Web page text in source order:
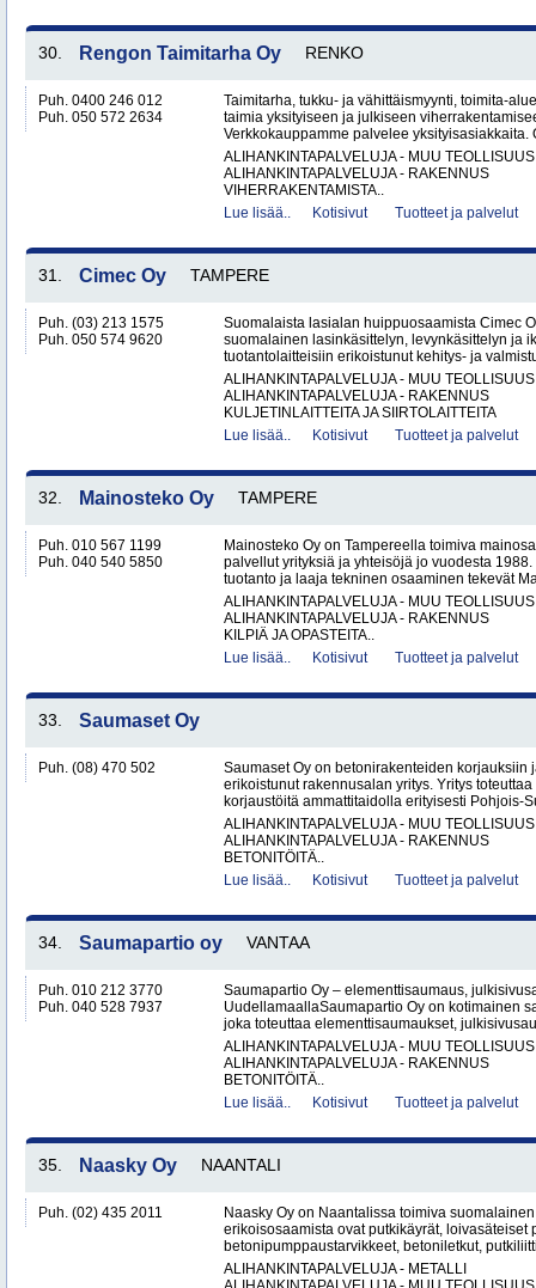
30. Rengon Taimitarha Oy RENKO
Puh. 0400 246 012
Puh. 050 572 2634
Taimitarha, tukku- ja vähittäismyynti, toimita-
taimia yksityiseen ja julkiseen
Verkkokauppamme palvelee yksityisasiakkaita.
ALIHANKINTAPALVELUJA - MUU TEOLLISUUS
ALIHANKINTAPALVELUJA - RAKENNUS
VIHERRAKENTAMISTA..
Lue lisää..
Kotisivut Tuotteet ja palvelut
31. Cimec Oy TAMPERE
Puh. (03) 213 1575
Puh. 050 574 9620
Suomalaista lasialan huippuosaamista Cimec
suomalainen lasinkäsittelyn, levynkäsittelyn ja
tuotantolaitteisiin erikoistunut kehitys- ja
ALIHANKINTAPALVELUJA - MUU TEOLLISUUS
ALIHANKINTAPALVELUJA - RAKENNUS
KULJETINLAITTEITA JA SIIRTOLAITTEITA
Lue lisää..
Kotisivut Tuotteet ja palvelut
32. Mainosteko Oy TAMPERE
Puh. 010 567 1199
Puh. 040 540 5850
Mainosteko Oy on Tampereella toimiva
palvellut yrityksiä ja yhteisöjä jo vuodesta
tuotanto ja laaja tekninen osaaminen tekevät
ALIHANKINTAPALVELUJA - MUU TEOLLISUUS
ALIHANKINTAPALVELUJA - RAKENNUS
KILPIÄ JA OPASTEITA..
Lue lisää..
Kotisivut Tuotteet ja palvelut
33. Saumaset Oy
Puh. (08) 470 502
Saumaset Oy on betonirakenteiden korjauksiin
erikoistunut rakennusalan yritys. Yritys
korjaustöitä ammattitaidolla erityisesti Pohjois-
ALIHANKINTAPALVELUJA - MUU TEOLLISUUS
ALIHANKINTAPALVELUJA - RAKENNUS
BETONITÖITÄ..
Lue lisää..
Kotisivut Tuotteet ja palvelut
34. Saumapartio oy VANTAA
Puh. 010 212 3770
Puh. 040 528 7937
Saumapartio Oy – elementtisaumaus,
UudellamaallaSaumapartio Oy on kotimainen
joka toteuttaa elementtisaumaukset,
ALIHANKINTAPALVELUJA - MUU TEOLLISUUS
ALIHANKINTAPALVELUJA - RAKENNUS
BETONITÖITÄ..
Lue lisää..
Kotisivut Tuotteet ja palvelut
35. Naasky Oy NAANTALI
Puh. (02) 435 2011
Naasky Oy on Naantalissa toimiva
erikoisosaamista ovat putkikäyrät, loivasäteiset
betonipumppaustarvikkeet, betoniletkut,
ALIHANKINTAPALVELUJA - METALLI